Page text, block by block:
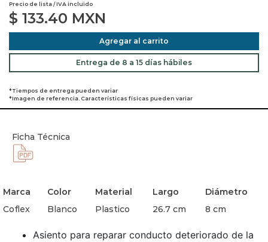
Precio de lista / IVA incluido
$ 133.40 MXN
Agregar al carrito
Entrega de 8 a 15 días hábiles
*Tiempos de entrega pueden variar
*Imagen de referencia. Características físicas pueden variar
Ficha Técnica
Marca Color Material Largo
Diámetro
Coflex
Blanco Plastico 26.7 cm 8 cm
Asiento para reparar conducto deteriorado de la